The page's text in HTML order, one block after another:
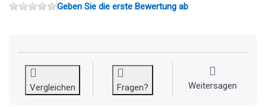
Geben Sie die erste Bewertung ab
Vergleichen Fragen? Weitersagen